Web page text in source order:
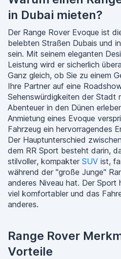
in Dubai mieten?
Der Range Rover Evoque ist
belebten Straßen Dubais und
sein. Mit seinem eleganten
Leistung wird er sicherlich
Ganz gleich, ob Sie zu einem
Ihre Partner auf eine
Sehenswürdigkeiten der Stadt
Abenteuer in den Dünen
Anmietung eines Evoque
Fahrzeug ein hervorragendes
Der Hauptunterschied
dem RR Sport besteht darin,
stilvoller, kompakter SUV ist,
während der "große Junge"
anderes Niveau hat. Der Sport
viel komfortabler und das
anderes.
Range Rover
Vorteile